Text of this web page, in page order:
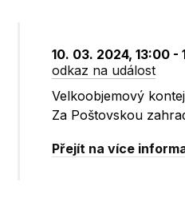
10. 03. 2024, 13:00 -
odkaz na událost
Velkoobjemový
Za Poštovskou
Přejít na více